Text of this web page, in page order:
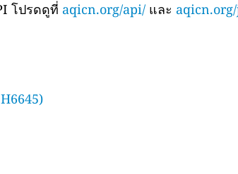
โปรดดูที่ aqicn.org/api/ และ